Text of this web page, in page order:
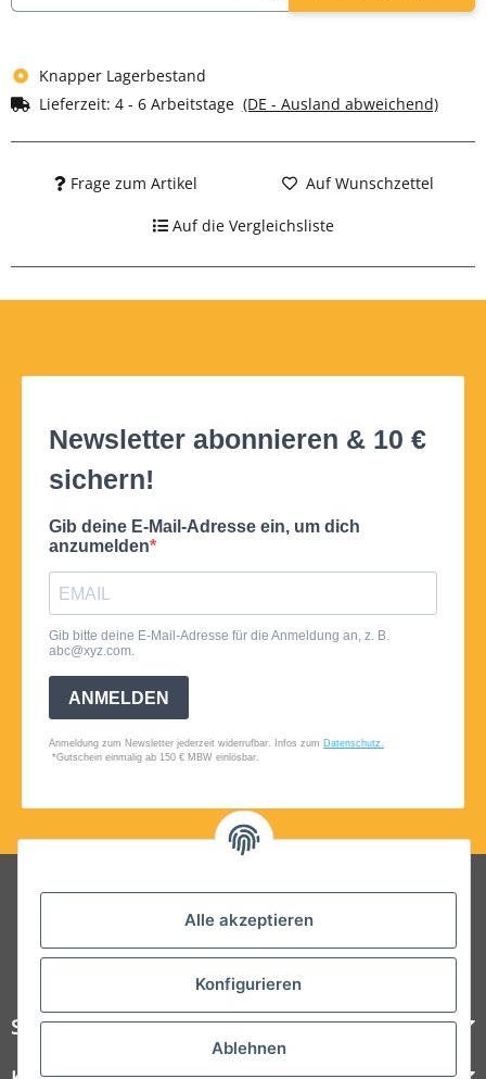
Alle akzeptieren
Konfigurieren
Ablehnen
Knapper Lagerbestand
Lieferzeit: 4 - 6 Arbeitstage (DE - Ausland abweichend)
Frage zum Artikel Auf Wunschzettel
Auf die Vergleichsliste
Folgt uns auf Social Media
Steelboxx